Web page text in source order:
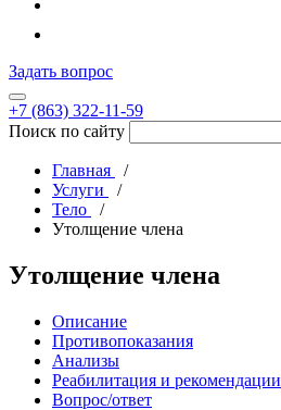
Задать вопрос
+7 (863) 322-11-59
Поиск по сайту
Главная
Услуги
Тело
Утолщение члена
Утолщение члена
Описание
Противопоказания
Анализы
Реабилитация и рекомендации
Вопрос/ответ